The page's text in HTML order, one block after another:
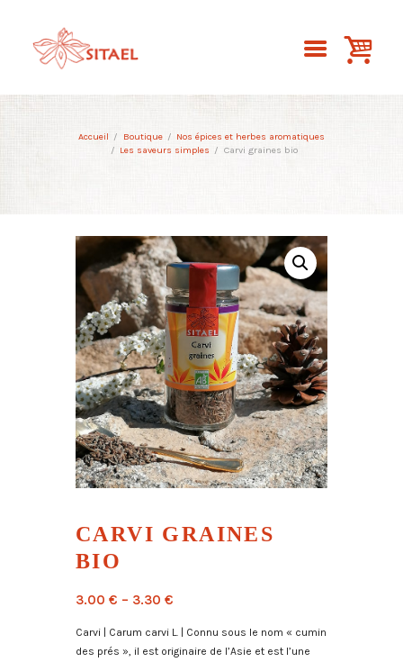
Accueil Boutique
Nos épices et herbes aromatiques
Les saveurs simples
Carvi graines bio
CARVI GRAINES
BIO
3.00 € – 3.30 €
Carvi | Carum carvi L. | Connu sous le nom « cumin
des prés », il est originaire de l’Asie et est l’une